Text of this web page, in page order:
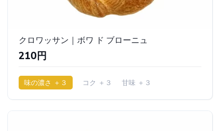
クロワッサン｜ボワ ド ブローニュ
210円
味の濃さ ＋３ コク ＋３
甘味 ＋３